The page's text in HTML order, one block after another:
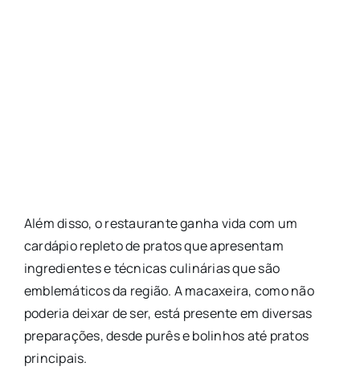
Além disso, o restaurante ganha vida com um
cardápio repleto de pratos que apresentam
ingredientes e técnicas culinárias que são
emblemáticos da região. A macaxeira, como não
poderia deixar de ser, está presente em diversas
preparações, desde purês e bolinhos até pratos
principais.